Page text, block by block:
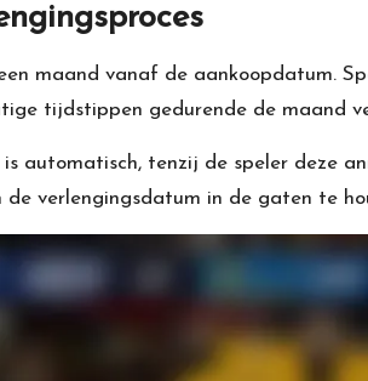
maand vanaf de aankoopdatum.
tijdstippen gedurende de maand
automatisch, tenzij de speler deze
verlengingsdatum in de gaten te